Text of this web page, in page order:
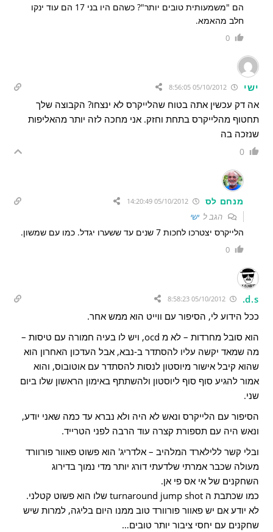
הם "משמעותית טובים יותר"? כשהם היו בני 17 הם עוד ינקו
חלב מהאמא.
0
ישי
אה דק עכשין אתה בטוח שהלייקרס לא ינצחו? הקבוצה שלך
תחטוף מהלייקרס בתחת וחזק. אני מחכה לזה יותר מהאליפות
שנזכה בה
0
מנחם לס 05/10/2012 14:20:49
הגב לישי
הלייקרס יצטרכו לחכות 7 שנים עד ששערו יגדל. כמו עם שמשון.
0
d.s.
05/10/2012 8:58:23
ככל הידוע לי, הסיפור עם ווייט הוא ממש אחר.
הוא סובל מחרדות – לא מ ocd, ויש לו בעיה חמורה עם טיסות –
מה שמאד יקשה עליו להסתדר ב-נבא, אבל העדכון האחרון הוא
שהוא קיבל אישור מיוסטון לנסות להסתדר עם אוטובוס, והוא
אמור להגיע סוף סוף ליוסטון ולהשתתף באימון הראשון שלו ביום
שני.
הסיפור עם הלייקרס ונאש לא היה ולא נברא עד כמה שאני יודע,
ונאש היה עם תספורת קצרה עוד הרבה לפני הטרייד.
ובלי קשר ללילארד המלהיב – אלדריג' הוא פשוט פאוור פורוורד
מעולה שכבר אמרתי שלדעתי דורג יותר מדי נמוך בדירוג
השחקנים של אי אס פי אן.
כמו שכתבת ה turnaround jump shot שלו הוא פשוט קטלני.
לא יודע אם יש פאוור פורוורד טוב ממנו היום בליגה, למרות שיש
שחקנים עם יחסי ציבור יותר טובים…